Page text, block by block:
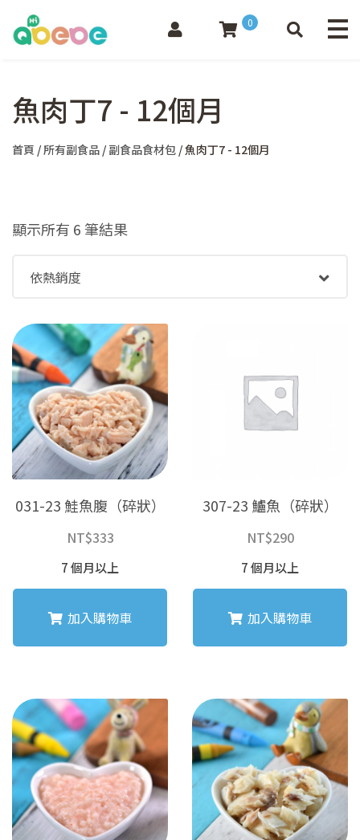
0
魚肉丁7 - 12個月
首頁 /所有副食品 / 副食品食材包 / 魚肉丁7 - 12個月
顯示所有 6 筆結果依
序
031-23 鮭魚腹（碎狀）
NT$333
7 個月以上
加入購物車
307-23 鱸魚（碎狀）
NT$290
7 個月以上
加入購物車